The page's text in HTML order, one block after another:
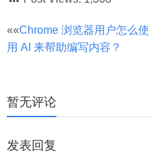
文
章
页
««Chrome 浏览器用户怎么使
用 AI 来帮助编写内容？
暂无评论
发表回复